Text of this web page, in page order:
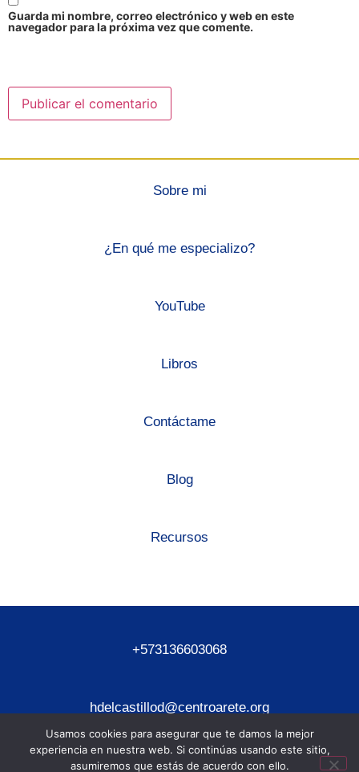
Guarda mi nombre, correo electrónico y web en este
navegador para la próxima vez que comente.
Sobre mi
¿En qué me especializo?
YouTube
Libros
Contáctame
Blog
Recursos
+573136603068
hdelcastillod@centroarete.org
Usamos cookies para asegurar que te damos la mejor
experiencia en nuestra web. Si continúas usando este sitio,
asumiremos que estás de acuerdo con ello.